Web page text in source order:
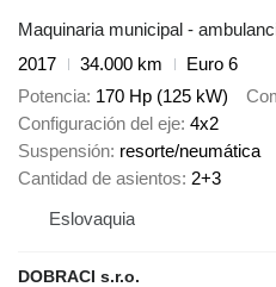
Maquinaria municipal -
2017
34.000 km
Euro 6
Potencia 170 Hp (125 kW)
Configuración del eje 4x2
Suspensión resorte/neumática
Cantidad de asientos 2+3
Eslovaquia
DOBRACI s.r.o.